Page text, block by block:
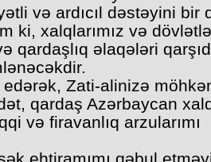
və ardıcıl dəstəyini bir
ki, xalqlarımız və
qardaşlıq əlaqələri
Zati-alinizə
qardaş Azərbaycan
və firavanlıq arzularımı